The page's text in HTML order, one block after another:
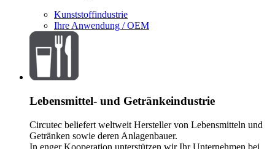
Kunststoffindustrie
Ihre Anwendung / OEM
Lebensmittel- und Getränkeindustrie
Circutec beliefert weltweit Hersteller von Lebensmitteln und
Getränken sowie deren Anlagenbauer.
In enger Kooperation unterstützen wir Ihr Unternehmen bei